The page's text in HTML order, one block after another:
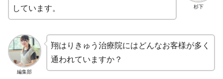
杉下
しています。
編集部
翔はりきゅう治療院にはどんなお客様が多く
通われていますか？